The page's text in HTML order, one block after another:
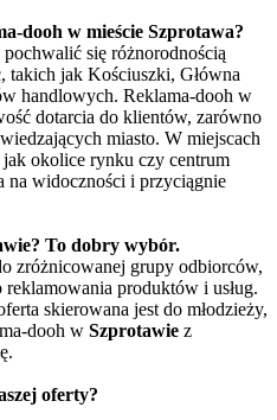
dooh w mieście Szprotawa?
się różnorodnością
takich jak Kościuszki, Główna
handlowych. Reklama-dooh w
dotarcia do klientów, zarówno
miasto. W miejscach
okolice rynku czy centrum
na widoczności i przyciągnie
To dobry wybór.
zróżnicowanej grupy odbiorców,
produktów i usług.
skierowana jest do młodzieży,
dooh w Szprotawie z
oferty?